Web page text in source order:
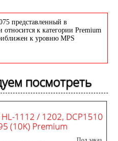
представленный в
к категории Premium
к уровню MPS
посмотреть
HL-1112 / 1202, DCP1510
(10K) Premium